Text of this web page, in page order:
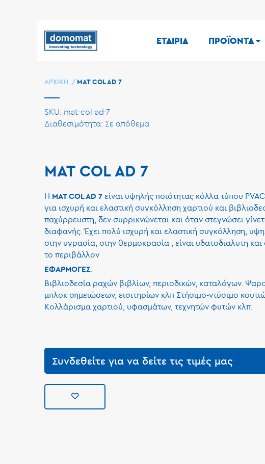
ΕΤΑΙΡΙΑ ΠΡΟΪΟΝΤΑ
ΑΡΧΙΚΉ MAT COL AD 7
SKU mat-col-ad-7
Σε απόθεμα
MAT COL AD 7
H MAT COL AD 7 είναι υψηλής ποιότητας κόλλα τύπου
για ισχυρή και ελαστική συγκόλληση χαρτιού και
παχύρρευστη, δεν συρρικνώνεται και όταν στεγνώσει
διαφανής. Έχει πολύ ισχυρή και ελαστική συγκόλληση,
στην υγρασία, στην θερμοκρασία , είναι υδατοδιαλυτη και
το περιβάλλον
ΕΦΑΡΜΟΓΕΣ:
Βιβλιοδεσία ραχών βιβλίων, περιοδικών, καταλόγων.
μπλοκ σημειώσεων, εισιτηρίων κλπ Στήσιμο-ντύσιμο
Κολλάρισμα χαρτιού, υφασμάτων, τεχνητών φυτών κλπ.
Συνδεθείτε για να δείτε τις τιμές μας